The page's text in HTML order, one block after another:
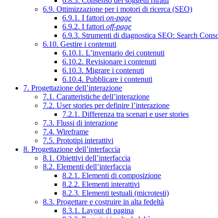
6.9. Ottimizzazione per i motori di ricerca (SEO)
6.9.1. I fattori on-page
6.9.2. I fattori off-page
6.9.3. Strumenti di diagnostica SEO: Search
6.10. Gestire i contenuti
6.10.1. L’inventario dei contenuti
6.10.2. Revisionare i contenuti
6.10.3. Migrare i contenuti
6.10.4. Pubblicare i contenuti
7. Progettazione dell’interazione
7.1. Caratteristiche dell’interazione
7.2. User stories per definire l’interazione
7.2.1. Differenza tra scenari e user stories
7.3. Flussi di interazione
7.4. Wireframe
7.5. Prototipi interattivi
8. Progettazione dell’interfaccia
8.1. Obiettivi dell’interfaccia
8.2. Elementi dell’interfaccia
8.2.1. Elementi di composizione
8.2.2. Elementi interattivi
8.2.3. Elementi testuali (microtesti)
8.3. Progettare e costruire in alta fedeltà
8.3.1. Layout di pagina